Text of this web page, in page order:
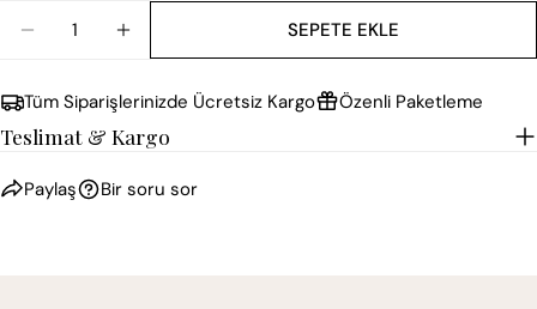
ROBERTO CAVALLI YAPRAKLAR İÇINDE LEOPAR
ROBERTO CAVALLI YAPRAKLAR İÇINDE
SEPETE EKLE
Tüm Siparişlerinizde Ücretsiz Kargo Özenli Paketleme
Teslimat & Kargo
Paylaş Bir soru sor